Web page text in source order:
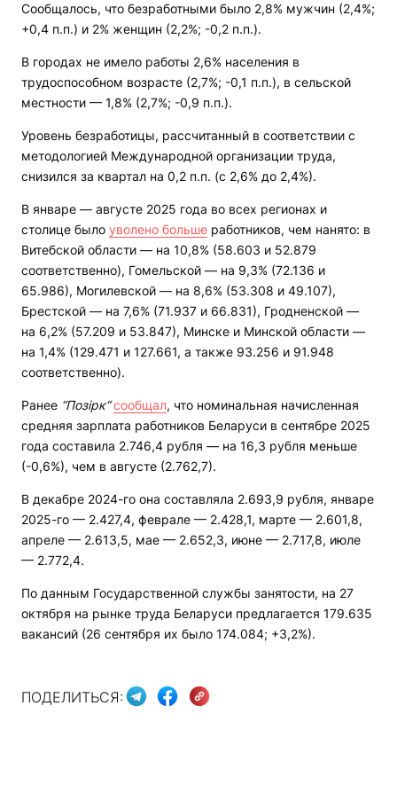
Сообщалось, что безработными было 2,8% мужчин (2,4%;
+0,4 п.п.) и 2% женщин (2,2%; -0,2 п.п.).
В городах не имело работы 2,6% населения в
трудоспособном возрасте (2,7%; -0,1 п.п.), в сельской
местности — 1,8% (2,7%; -0,9 п.п.).
Уровень безработицы, рассчитанный в соответствии с
методологией Международной организации труда,
снизился за квартал на 0,2 п.п. (с 2,6% до 2,4%).
В январе — августе 2025 года во всех регионах и
столице было уволено больше работников, чем нанято: в
Витебской области — на 10,8% (58.603 и 52.879
соответственно), Гомельской — на 9,3% (72.136 и
65.986), Могилевской — на 8,6% (53.308 и 49.107),
Брестской — на 7,6% (71.937 и 66.831), Гродненской —
на 6,2% (57.209 и 53.847), Минске и Минской области —
на 1,4% (129.471 и 127.661, а также 93.256 и 91.948
соответственно).
Ранее “Позірк“сообщал, что номинальная начисленная
средняя зарплата работников Беларуси в сентябре 2025
года составила 2.746,4 рубля — на 16,3 рубля меньше
(-0,6%), чем в августе (2.762,7).
В декабре 2024-го она составляла 2.693,9 рубля, январе
2025-го — 2.427,4, феврале — 2.428,1, марте — 2.601,8,
апреле — 2.613,5, мае — 2.652,3, июне — 2.717,8, июле
— 2.772,4.
По данным Государственной службы занятости, на 27
октября на рынке труда Беларуси предлагается 179.635
вакансий (26 сентября их было 174.084; +3,2%).
ПОДЕЛИТЬСЯ: